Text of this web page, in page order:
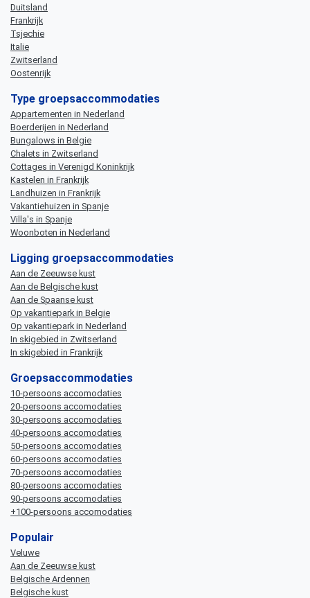
Duitsland
Frankrijk
Tsjechie
Italie
Zwitserland
Oostenrijk
Type groepsaccommodaties
Appartementen in Nederland
Boerderijen in Nederland
Bungalows in Belgie
Chalets in Zwitserland
Cottages in Verenigd Koninkrijk
Kastelen in Frankrijk
Landhuizen in Frankrijk
Vakantiehuizen in Spanje
Villa's in Spanje
Woonboten in Nederland
Ligging groepsaccommodaties
Aan de Zeeuwse kust
Aan de Belgische kust
Aan de Spaanse kust
Op vakantiepark in Belgie
Op vakantiepark in Nederland
In skigebied in Zwitserland
In skigebied in Frankrijk
Groepsaccommodaties
10-persoons accomodaties
20-persoons accomodaties
30-persoons accomodaties
40-persoons accomodaties
50-persoons accomodaties
60-persoons accomodaties
70-persoons accomodaties
80-persoons accomodaties
90-persoons accomodaties
+100-persoons accomodaties
Populair
Veluwe
Aan de Zeeuwse kust
Belgische Ardennen
Belgische kust